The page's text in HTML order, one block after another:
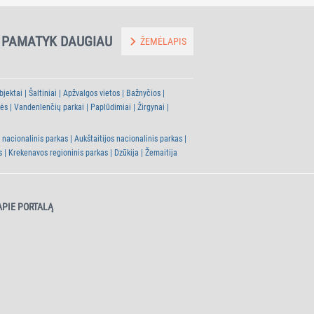
PAMATYK DAUGIAU ŽEMĖLAPIS
Šaltiniai Apžvalgos vietos
Bažnyčios
Vandenlenčių parkai Paplūdimiai
Žirgynai
nacionalinis parkas
Aukštaitijos nacionalinis parkas
Krekenavos regioninis parkas Dzūkija Žemaitija
PORTALĄ